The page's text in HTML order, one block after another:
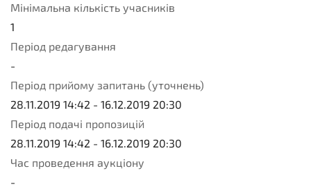
Мінімальна кількість учасників
1
Період редагування
-
Період прийому запитань (уточнень)
28.11.2019 14:42 - 16.12.2019 20:30
Період подачі пропозицій
28.11.2019 14:42 - 16.12.2019 20:30
Час проведення аукціону
-